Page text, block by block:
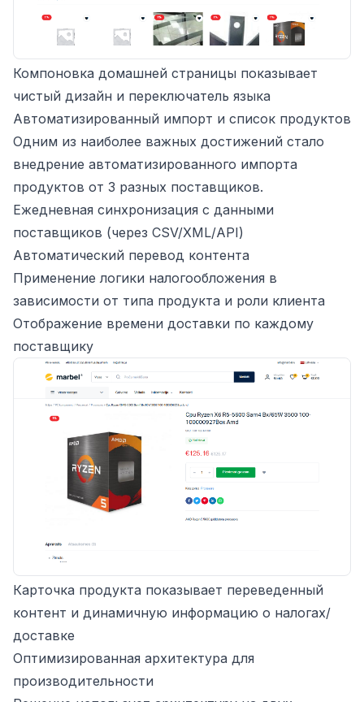
Компоновка домашней страницы показывает
чистый дизайн и переключатель языка
Автоматизированный импорт и список продуктов
Одним из наиболее важных достижений стало
внедрение автоматизированного импорта
продуктов от 3 разных поставщиков.
Ежедневная синхронизация с данными
поставщиков (через CSV/XML/API)
Автоматический перевод контента
Применение логики налогообложения в
зависимости от типа продукта и роли клиента
Отображение времени доставки по каждому
поставщику
Карточка продукта показывает переведенный
контент и динамичную информацию о налогах/
доставке
Оптимизированная архитектура для
производительности